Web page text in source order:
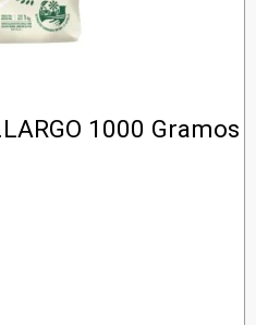
1000 Gramos